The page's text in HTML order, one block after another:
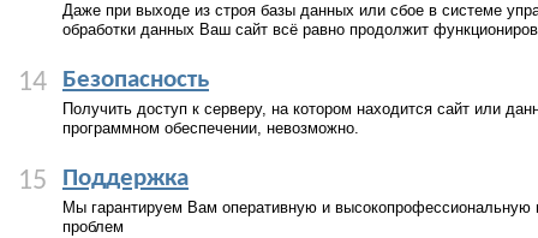
Даже при выходе из строя базы данных или сбое в системе
обработки данных Ваш сайт всё равно продолжит
14 Безопасность
Получить доступ к серверу, на котором находится сайт или
программном обеспечении, невозможно.
15 Поддержка
Мы гарантируем Вам оперативную и
проблем